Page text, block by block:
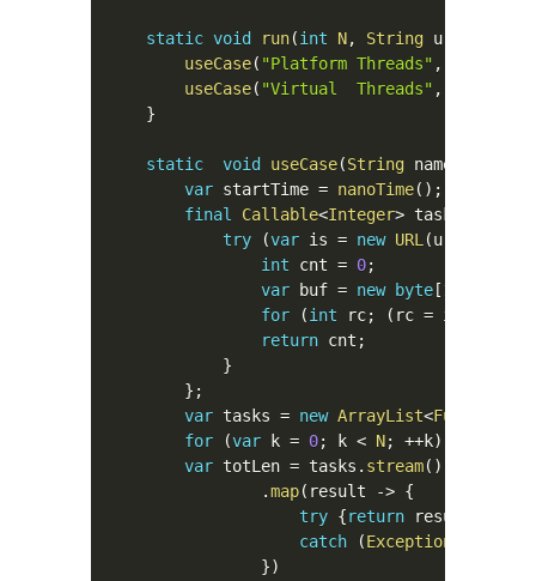
static void run(int N, String url
useCase( "Platform Threads" ,
useCase( "Virtual  Threads" ,
}
static void useCase(String name
var startTime = nanoTime( ) ;
final
Callable<Integer> task
try
(var is = new URL (url
int cnt = 0;
var buf = new byte [1024
for
(int rc; ( rc = is
return cnt ;
}
} ;
var tasks = new ArrayList<Future
for
(var k = 0; k < N; ++k)
var totLen = tasks . stream( )
.map( result -> {
try {return result
catch
(Exception
})